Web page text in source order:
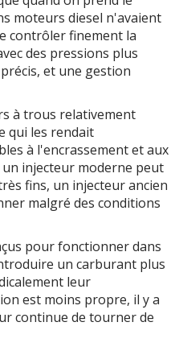
moteurs diesel n'avaient
contrôler finement la
des pressions plus
et une gestion
à trous relativement
qui les rendait
à l'encrassement et aux
injecteur moderne peut
fins, un injecteur ancien
malgré des conditions
pour fonctionner dans
un carburant plus
leur
est moins propre, il y a
continue de tourner de